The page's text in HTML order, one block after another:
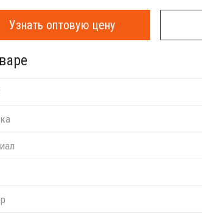
Узнать оптовую цену